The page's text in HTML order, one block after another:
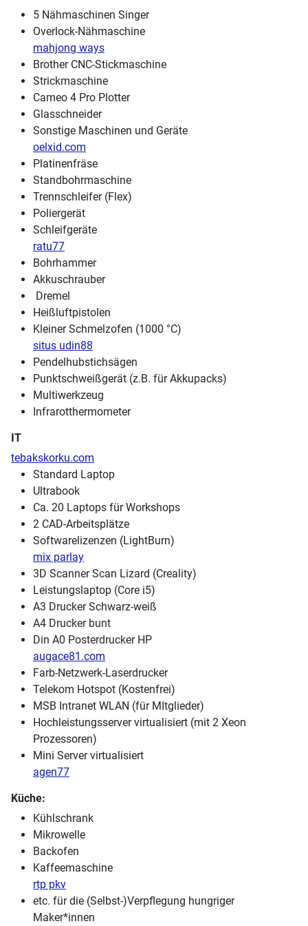
5 Nähmaschinen Singer
Overlock-Nähmaschine
mahjong ways
Brother CNC-Stickmaschine
Strickmaschine
Cameo 4 Pro Plotter
Glasschneider
Sonstige Maschinen und Geräte
oelxid.com
Platinenfräse
Standbohrmaschine
Trennschleifer (Flex)
Poliergerät
Schleifgeräte
ratu77
Bohrhammer
Akkuschrauber
Dremel
Heißluftpistolen
Kleiner Schmelzofen (1000 °C)
situs udin88
Pendelhubstichsägen
Punktschweißgerät (z.B. für Akkupacks)
Multiwerkzeug
Infrarotthermometer
IT
tebakskorku.com
Standard Laptop
Ultrabook
Ca. 20 Laptops für Workshops
2 CAD-Arbeitsplätze
Softwarelizenzen (LightBurn)
mix parlay
3D Scanner Scan Lizard (Creality)
Leistungslaptop (Core i5)
A3 Drucker Schwarz-weiß
A4 Drucker bunt
Din A0 Posterdrucker HP
augace81.com
Farb-Netzwerk-Laserdrucker
Telekom Hotspot (Kostenfrei)
MSB Intranet WLAN (für MItglieder)
Hochleistungsserver virtualisiert (mit 2 Xeon
Prozessoren)
Mini Server virtualisiert
agen77
Küche:
Kühlschrank
Mikrowelle
Backofen
Kaffeemaschine
rtp pkv
etc. für die (Selbst-)Verpflegung hungriger
Maker*innen